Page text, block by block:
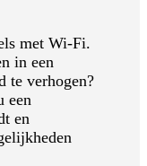
met Wi-Fi.
in een
te verhogen?
een
en